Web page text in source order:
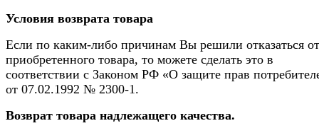
Условия возврата товара
Если по каким-либо причинам Вы решили отказаться от
приобретенного товара, то можете сделать это в
соответствии с Законом РФ «О защите прав
от 07.02.1992 № 2300-1.
Возврат товара надлежащего качества.